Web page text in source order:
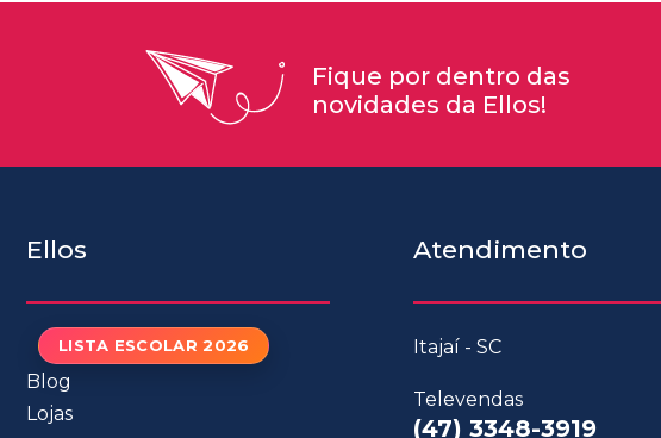
Fique por dentro das
novidades da Ellos!
Ellos
LISTA ESCOLAR 2026
Blog
Lojas
Atendimento
Itajaí - SC
Televendas
(47) 3348-3919